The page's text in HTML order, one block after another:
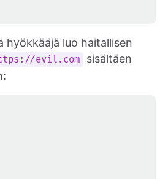
hyökkääjä luo haitallisen
evil.com
sisältäen